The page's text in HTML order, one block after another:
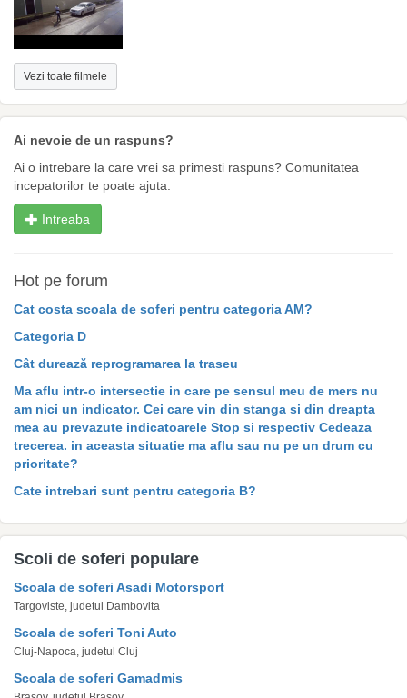
Vezi toate filmele
Ai nevoie de un raspuns?
Ai o intrebare la care vrei sa primesti raspuns? Comunitatea
incepatorilor te poate ajuta.
Intreaba
Hot pe forum
Cat costa scoala de soferi pentru categoria AM?
Categoria D
Cât durează reprogramarea la traseu
Ma aflu intr-o intersectie in care pe sensul meu de mers nu
am nici un indicator. Cei care vin din stanga si din dreapta
mea au prevazute indicatoarele Stop si respectiv Cedeaza
trecerea. in aceasta situatie ma aflu sau nu pe un drum cu
prioritate?
Cate intrebari sunt pentru categoria B?
Scoli de soferi populare
Scoala de soferi Asadi Motorsport
Targoviste, judetul Dambovita
Scoala de soferi Toni Auto
Cluj-Napoca, judetul Cluj
Scoala de soferi Gamadmis